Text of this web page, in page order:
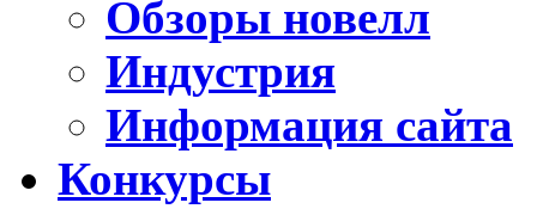
Обзоры новелл
Индустрия
Информация сайта
Конкурсы